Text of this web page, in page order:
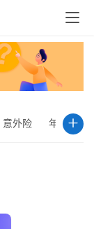
意外险 年金险